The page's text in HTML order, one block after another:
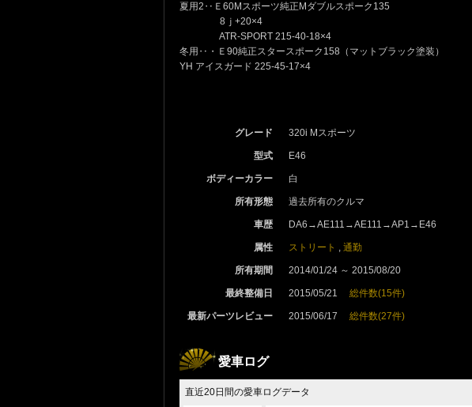
夏用2‥Ｅ60Mスポーツ純正Mダブルスポーク135
8ｊ+20×4
ATR-SPORT 215-40-18×4
冬用‥・Ｅ90純正スタースポーク158（マットブラック塗装）
YH アイスガード 225-45-17×4
グレード 320i Mスポーツ
型式 E46
ボディーカラー 白
所有形態 過去所有のクルマ
車歴 DA6→AE111→AE111→AP1→E46
属性 ストリート 通勤
所有期間 2014/01/24 ～ 2015/08/20
最終整備日 2015/05/21 総件数(15件)
最新パーツレビュー 2015/06/17 総件数(27件)
愛車ログ
直近20日間の愛車ログデータ